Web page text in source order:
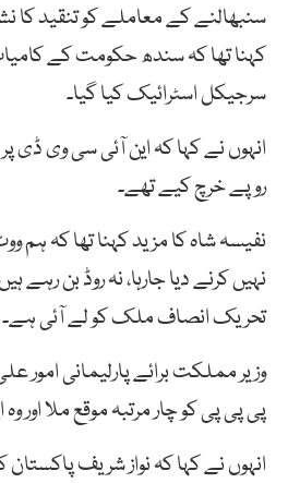
سنبھالنے کے معاملے کو تنقید کا
کہنا تھا کہ سندھ حکومت کے
سرجیکل اسٹرائیک کیا گیا۔
انہوں نے کہا کہ این آئی سی وی ڈی
روپے خرچ کیے تھے۔
نفیسہ شاہ کا مزید کہنا تھا کہ ہم
نہیں کرنے دیا جارہا، نہ روڈ بن رہے
تحریک انصاف ملک کو لے آئی ہے۔
وزیر مملکت برائے پارلیمانی امور
پی پی پی کو چار مرتبہ موقع ملا اور وہ
انہوں نے کہا کہ نواز شریف پاکستان